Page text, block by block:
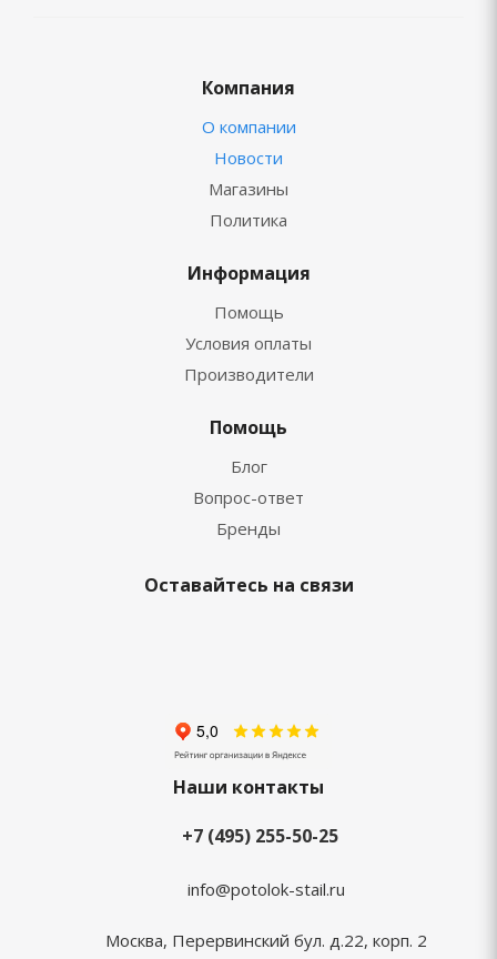
Компания
О компании
Новости
Магазины
Политика
Информация
Помощь
Условия оплаты
Производители
Помощь
Блог
Вопрос-ответ
Бренды
Оставайтесь на связи
Наши контакты
+7 (495) 255-50-25
info@potolok-stail.ru
Москва, Перервинский бул. д.22, корп. 2